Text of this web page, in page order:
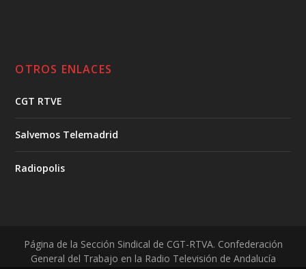
OTROS ENLACES
CGT RTVE
Salvemos Telemadrid
Radiopolis
Página de la Sección Sindical de CGT-RTVA. Confederación
General del Trabajo en la Radio Televisión de Andalucía